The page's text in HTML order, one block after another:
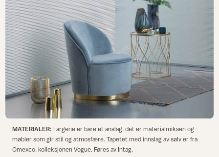
MATERIALER: Fargene er bare et anslag, det er materialmiksen og
møbler som gir stil og atmosfære. Tapetet med innslag av sølv er fra
Omexco, kolleksjonen Vogue. Føres av Intag.